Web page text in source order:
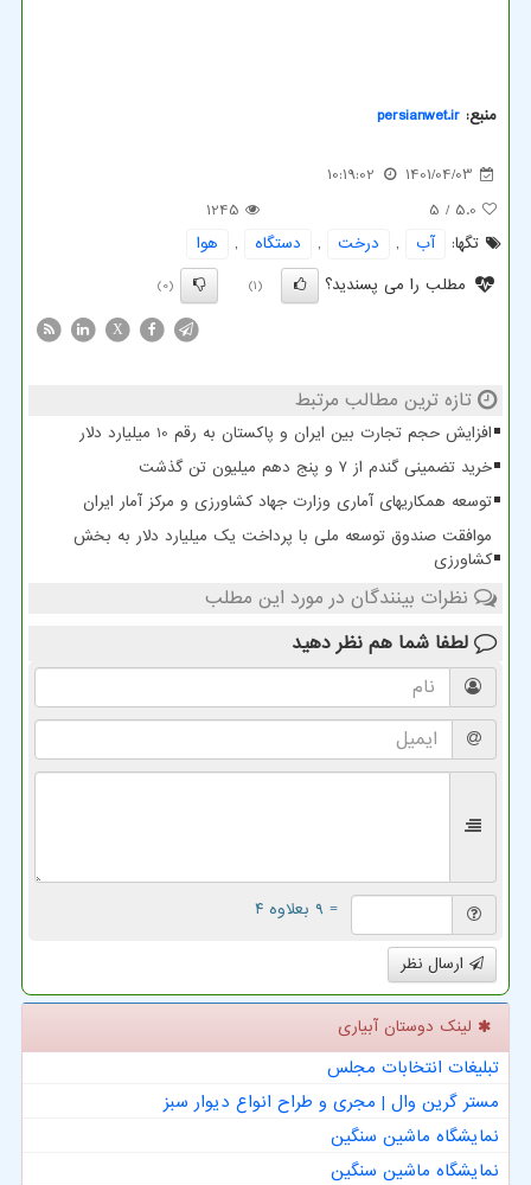
منبع: persianwet.ir
1401/04/03
10:19:02
5.0
/ 5
1245
تگها:
آب , درخت , دستگاه ,
هوا
مطلب را می پسندید؟
(1)
(0)
X
تازه ترین مطالب مرتبط
افزایش حجم تجارت بین ایران و پاکستان به رقم 10 میلیارد دلار
خرید تضمینی گندم از ۷ و پنج دهم میلیون تن گذشت
توسعه همکاریهای آماری وزارت جهاد کشاورزی و مرکز آمار ایران
موافقت صندوق توسعه ملی با پرداخت یک میلیارد دلار به بخش
کشاورزی
نظرات بینندگان در مورد این مطلب
لطفا شما هم نظر دهید
= ۹ بعلاوه ۴
ارسال نظر
لینک دوستان آبیاری
تبلیغات انتخابات مجلس
مستر گرین وال | مجری و طراح انواع دیوار سبز
نمایشگاه ماشین سنگین
نمایشگاه ماشین سنگین